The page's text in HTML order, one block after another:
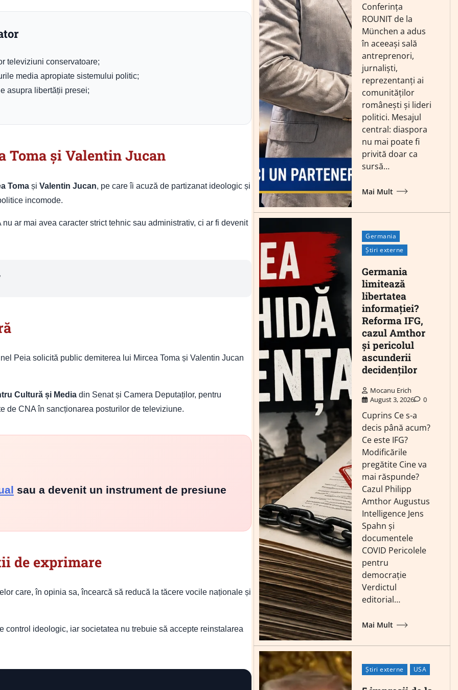
televiziuni conservatoare;
media apropiate sistemului politic;
asupra libertății presei;
Toma și Valentin Jucan
Tomași Valentin Jucan, pe care îi acuză de partizanat ideologic și
incomode.
ar mai avea caracter strict tehnic sau administrativ, ci ar fi devenit
Peia solicită public demiterea lui Mircea Toma și Valentin Jucan
Cultură și Mediadin Senat și Camera Deputaților, pentru
de CNA în sancționarea posturilor de televiziune.
sau a devenit un instrument de presiune
de exprimare
care, în opinia sa, încearcă să reducă la tăcere vocile naționale și
ideologic, iar societatea nu trebuie să accepte reinstalarea
Conferința
ROUNIT de la
München a adus
în aceeași sală
antreprenori,
jurnaliști,
reprezentanți ai
comunităților
românești și lideri
politici. Mesajul
central: diaspora
nu mai poate fi
privită doar ca
sursă…
Mai Mult
Germania
Știri externe
Germania
limitează
libertatea
informației?
Reforma IFG,
cazul Amthor
și pericolul
ascunderii
decidenților
Mocanu Erich
August 3, 2026
0
Cuprins Ce s-a
decis până acum?
Ce este IFG?
Modificările
pregătite Cine va
mai răspunde?
Cazul Philipp
Amthor Augustus
Intelligence Jens
Spahn și
documentele
COVID Pericolele
pentru
democrație
Verdictul
editorial…
Mai Mult
Știri externe USA